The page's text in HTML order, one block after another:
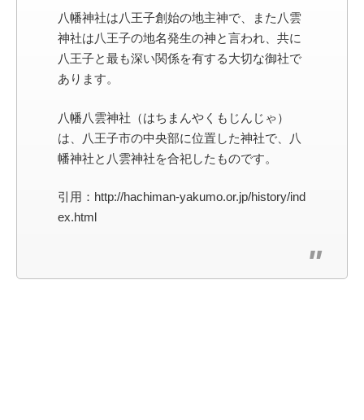
八幡神社は八王子創始の地主神で、また八雲
神社は八王子の地名発生の神と言われ、共に
八王子と最も深い関係を有する大切な御社で
あります。
八幡八雲神社（はちまんやくもじんじゃ）
は、八王子市の中央部に位置した神社で、八
幡神社と八雲神社を合祀したものです。
引用：http://hachiman-yakumo.or.jp/history/ind
ex.html